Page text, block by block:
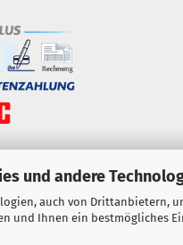
und andere
auch von Drittanbietern,
und Ihnen ein bestmögliches